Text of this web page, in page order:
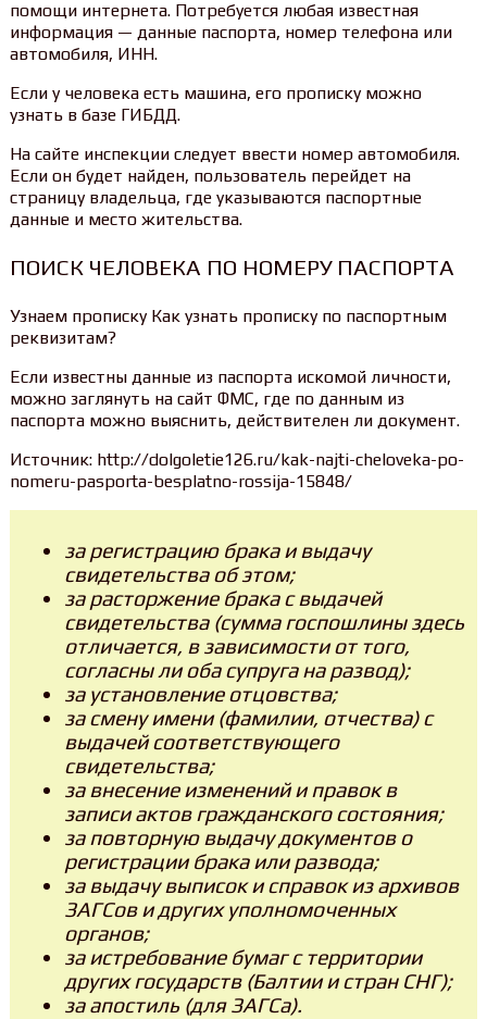
помощи интернета. Потребуется любая известная
информация — данные паспорта, номер телефона или
автомобиля, ИНН.
Если у человека есть машина, его прописку можно
узнать в базе ГИБДД.
На сайте инспекции следует ввести номер автомобиля.
Если он будет найден, пользователь перейдет на
страницу владельца, где указываются паспортные
данные и место жительства.
ПОИСК ЧЕЛОВЕКА ПО НОМЕРУ ПАСПОРТА
Узнаем прописку Как узнать прописку по паспортным
реквизитам?
Если известны данные из паспорта искомой личности,
можно заглянуть на сайт ФМС, где по данным из
паспорта можно выяснить, действителен ли документ.
Источник: http://dolgoletie126.ru/kak-najti-cheloveka-po-
nomeru-pasporta-besplatno-rossija-15848/
за регистрацию брака и выдачу
свидетельства об этом;
за расторжение брака с выдачей
свидетельства (сумма госпошлины здесь
отличается, в зависимости от того,
согласны ли оба супруга на развод);
за установление отцовства;
за смену имени (фамилии, отчества) с
выдачей соответствующего
свидетельства;
за внесение изменений и правок в
записи актов гражданского состояния;
за повторную выдачу документов о
регистрации брака или развода;
за выдачу выписок и справок из архивов
ЗАГСов и других уполномоченных
органов;
за истребование бумаг с территории
других государств (Балтии и стран СНГ);
за апостиль (для ЗАГСа).